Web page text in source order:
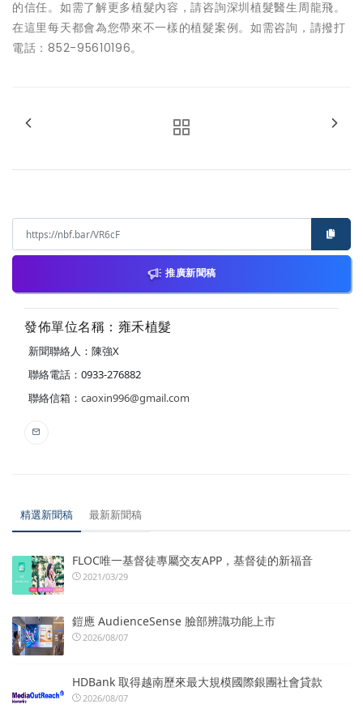
的信任。如需了解更多植髮內容，請咨詢深圳植髮醫生周龍飛。
在這里每天都會為您帶來不一樣的植髮案例。如需咨詢，請撥打
電話：852-95610196。
推廣新聞稿
發佈單位名稱：雍禾植髮
新聞聯絡人：陳強X
聯絡電話：0933-276882
聯絡信箱： caoxin996@gmail.com
精選新聞稿 最新新聞稿
FLOC唯一基督徒專屬交友APP，基督徒的新福音
2021/03/29
鎧應 AudienceSense 臉部辨識功能上市
2026/08/07
HDBank 取得越南歷來最大規模國際銀團社會貸款
2026/08/07